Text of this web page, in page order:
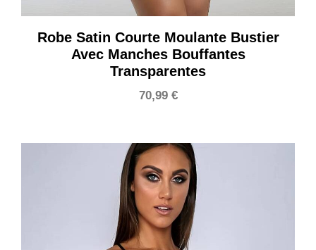
Robe Satin Courte Moulante Bustier
Avec Manches Bouffantes
Transparentes
70,99 €